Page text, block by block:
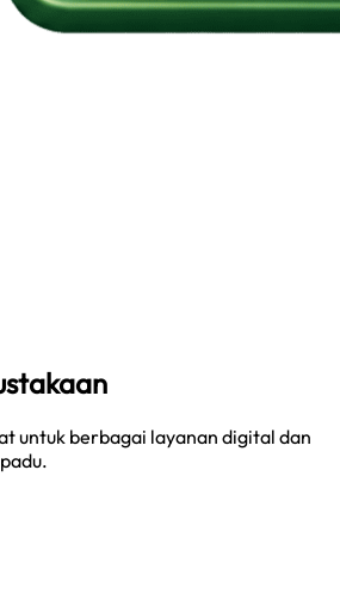
untuk berbagai layanan digital dan